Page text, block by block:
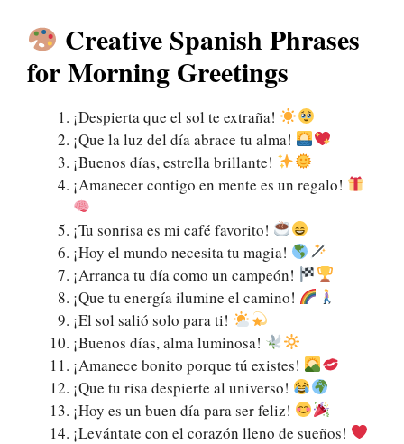
Creative Spanish Phrases
for Morning Greetings
¡Despierta que el sol te extraña!
¡Que la luz del día abrace tu alma!
¡Buenos días, estrella brillante!
¡Amanecer contigo en mente es un regalo!
¡Tu sonrisa es mi café favorito!
¡Hoy el mundo necesita tu magia!
¡Arranca tu día como un campeón!
¡Que tu energía ilumine el camino!
¡El sol salió solo para ti!
¡Buenos días, alma luminosa!
¡Amanece bonito porque tú existes!
¡Que tu risa despierte al universo!
¡Hoy es un buen día para ser feliz!
¡Levántate con el corazón lleno de sueños!